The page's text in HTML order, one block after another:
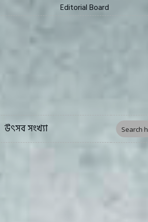
ধারাবাহিক উৎসব
Editorial Board
উৎসব সংখ্যা